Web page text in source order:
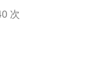
次